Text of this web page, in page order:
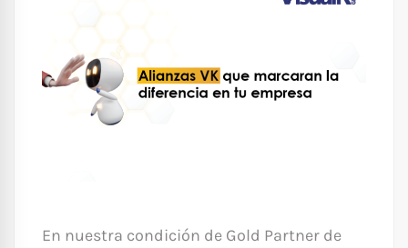
En nuestra condición de Gold Partner de